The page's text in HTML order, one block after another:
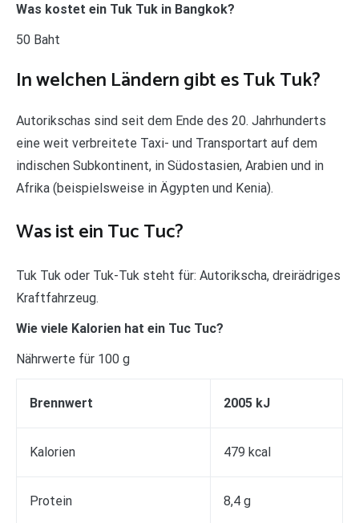
Was kostet ein Tuk Tuk in Bangkok?
50 Baht
In welchen Ländern gibt es Tuk Tuk?
Autorikschas sind seit dem Ende des 20. Jahrhunderts
eine weit verbreitete Taxi- und Transportart auf dem
indischen Subkontinent, in Südostasien, Arabien und in
Afrika (beispielsweise in Ägypten und Kenia).
Was ist ein Tuc Tuc?
Tuk Tuk oder Tuk-Tuk steht für: Autorikscha, dreirädriges
Kraftfahrzeug.
Wie viele Kalorien hat ein Tuc Tuc?
Nährwerte für 100 g
Brennwert 2005 kJ
Kalorien 479 kcal
Protein 8,4 g